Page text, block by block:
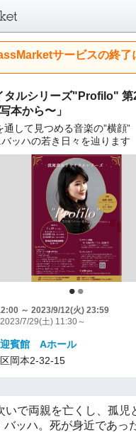
サービスの終了
タルシリーズ"Profilo" 第
本から〜」
を通して見つめる
ッハの若き日々を辿ります
～ 2023/9/12(火) 23:59
7/29(土) 11:30～
迎賓館 Aホール
岡本2-32-15
いで両親を亡くし、孤児
ッハ。死が身近であっ